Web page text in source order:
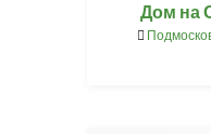
Дом на